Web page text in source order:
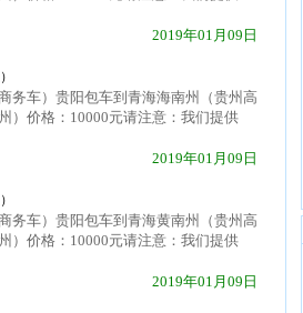
2019年01月09日
务车）贵阳包车到青海海南州（贵州高
）价格：10000元请注意：我们提供
2019年01月09日
务车）贵阳包车到青海黄南州（贵州高
）价格：10000元请注意：我们提供
2019年01月09日